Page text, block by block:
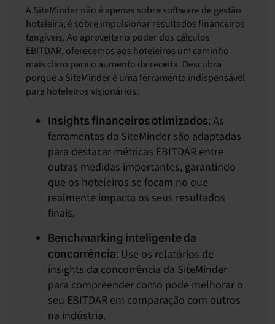
A SiteMinder não é apenas sobre software de gestão
hoteleira; é sobre impulsionar resultados financeiros
tangíveis. Ao aproveitar o poder dos cálculos
EBITDAR, oferecemos aos hoteleiros um caminho
mais claro para o aumento da receita. Descubra
porque a SiteMinder é uma ferramenta indispensável
para hoteleiros visionários:
Insights financeiros otimizados: As
ferramentas da SiteMinder são adaptadas
para destacar métricas EBITDAR entre
outras medidas importantes, garantindo
que os hoteleiros se focam no que
realmente impacta os seus resultados
finais.
Benchmarking inteligente da
concorrência: Use os relatórios de
insights da concorrência da SiteMinder
para compreender como pode melhorar o
seu EBITDAR em comparação com outros
na indústria.